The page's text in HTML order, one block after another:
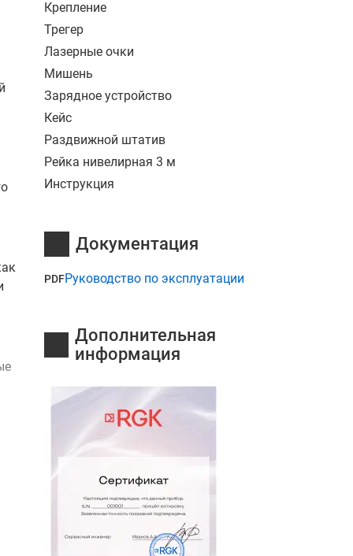
Крепление
Трегер
Лазерные очки
Мишень
Зарядное устройство
Кейс
Раздвижной штатив
Рейка нивелирная 3 м
Инструкция
Документация
PDFРуководство по эксплуатации
Дополнительная
информация